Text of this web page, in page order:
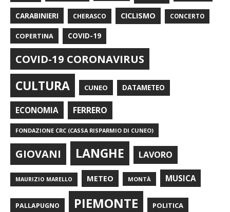
CARABINIERI CHERASCO CICLISMO CONCERTO
COPERTINA COVID-19
COVID-19 CORONAVIRUS
CULTURA CUNEO DATAMETEO
ECONOMIA FERRERO
FONDAZIONE CRC (CASSA RISPARMIO DI CUNEO)
GIOVANI LANGHE LAVORO
MAURIZIO MARELLO METEO MONTÀ MUSICA
PALLAPUGNO PIEMONTE POLITICA